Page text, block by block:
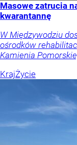
Masowe zatrucia
kwarantannę
W Międzywodziu
ośrodków
Kamienia
KrajŻycie